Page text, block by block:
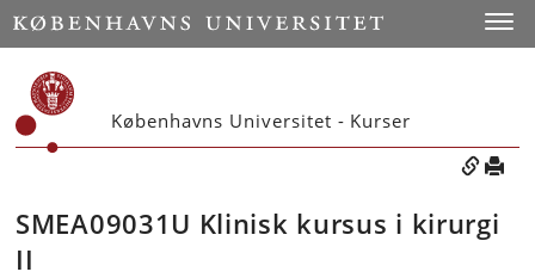
Københavns Universitet - Kurser
SMEA09031U Klinisk kursus i kirurgi
II